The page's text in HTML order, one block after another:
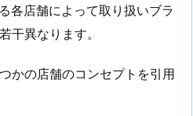
各店舗によって取り扱いブラ
干異なります。
かの店舗のコンセプトを引用